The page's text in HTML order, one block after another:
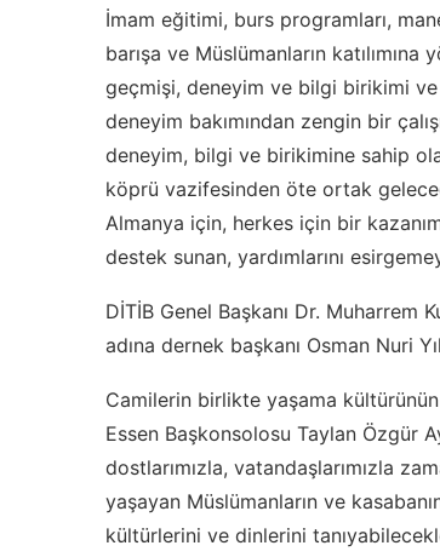
İmam eğitimi, burs programları,
barışa ve Müslümanların
geçmişi, deneyim ve bilgi birikimi ve
deneyim bakımından zengin bir
deneyim, bilgi ve birikimine sahip
köprü vazifesinden öte ortak
Almanya için, herkes için bir
destek sunan, yardımlarını
DİTİB Genel Başkanı Dr. Muharrem
adına dernek başkanı Osman Nuri
Camilerin birlikte yaşama
Essen Başkonsolosu Taylan Özgür
dostlarımızla, vatandaşlarımızla
yaşayan Müslümanların ve
kültürlerini ve dinlerini